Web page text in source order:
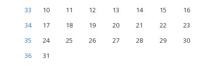
33
10 11 12 13 14 15
16
34
17 18 19 20 21 22
23
35
24 25 26 27 28 29
30
36
31